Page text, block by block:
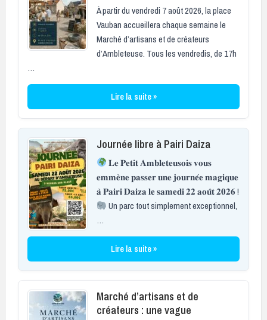
À partir du vendredi 7 août 2026, la place
Vauban accueillera chaque semaine le
Marché d’artisans et de créateurs
d’Ambleteuse. Tous les vendredis, de 17h
…
Lire la suite »
Journée libre à Pairi Daiza
𝐋𝐞 𝐏𝐞𝐭𝐢𝐭 𝐀𝐦𝐛𝐥𝐞𝐭𝐞𝐮𝐬𝐨𝐢𝐬 𝐯𝐨𝐮𝐬
𝐞𝐦𝐦𝐞̀𝐧𝐞 𝐩𝐚𝐬𝐬𝐞𝐫 𝐮𝐧𝐞 𝐣𝐨𝐮𝐫𝐧𝐞́𝐞 𝐦𝐚𝐠𝐢𝐪𝐮𝐞
𝐚̀ 𝐏𝐚𝐢𝐫𝐢 𝐃𝐚𝐢𝐳𝐚 𝐥𝐞 𝐬𝐚𝐦𝐞𝐝𝐢 𝟐𝟐 𝐚𝐨𝐮̂𝐭 𝟐𝟎𝟐𝟔 !
Un parc tout simplement exceptionnel,
…
Lire la suite »
Marché d’artisans et de
créateurs : une vague